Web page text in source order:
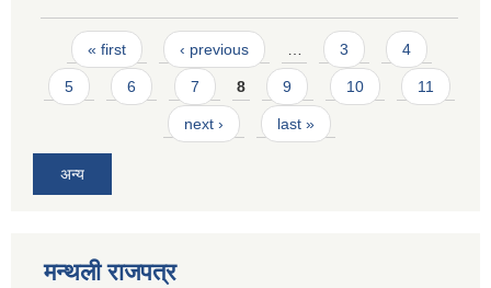
Pages
« first ‹ previous 3 4
5 6 7 8 9 10 11
next › last »
अन्य
मन्थली राजपत्र